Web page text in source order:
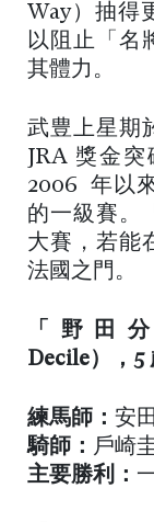
Way）抽得
以阻止「名
其體力。
武豊上星期
JRA 獎金
2006 年以
的一級賽。
大賽，若能
法國之門。
「野田
Decile），5
練馬師： 安
騎師： 戶崎
主要勝利：